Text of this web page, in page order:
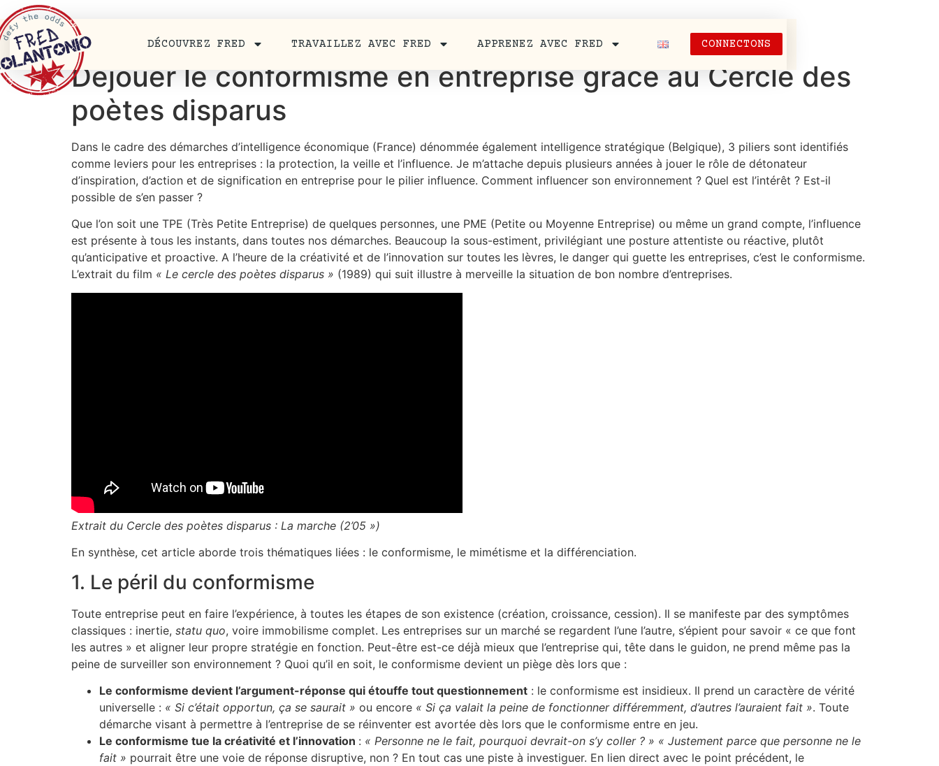
DÉCOUVREZ FRED TRAVAILLEZ AVEC FRED APPRENEZ AVEC FRED CONNECTONS
Déjouer le conformisme en entreprise grâce au Cercle des
poètes disparus
Dans le cadre des démarches d’intelligence économique (France) dénommée également intelligence stratégique (Belgique), 3 piliers sont identifiés
comme leviers pour les entreprises : la protection, la veille et l’influence. Je m’attache depuis plusieurs années à jouer le rôle de détonateur
d’inspiration, d’action et de signification en entreprise pour le pilier influence. Comment influencer son environnement ? Quel est l’intérêt ? Est-il
possible de s’en passer ?
Que l’on soit une TPE (Très Petite Entreprise) de quelques personnes, une PME (Petite ou Moyenne Entreprise) ou même un grand compte, l’influence
est présente à tous les instants, dans toutes nos démarches. Beaucoup la sous-estiment, privilégiant une posture attentiste ou réactive, plutôt
qu’anticipative et proactive. A l’heure de la créativité et de l’innovation sur toutes les lèvres, le danger qui guette les entreprises, c’est le conformisme.
L’extrait du film « Le cercle des poètes disparus » (1989) qui suit illustre à merveille la situation de bon nombre d’entreprises.
Extrait du Cercle des poètes disparus : La marche (2’05 »)
En synthèse, cet article aborde trois thématiques liées : le conformisme, le mimétisme et la différenciation.
1. Le péril du conformisme
Toute entreprise peut en faire l’expérience, à toutes les étapes de son existence (création, croissance, cession). Il se manifeste par des symptômes
classiques : inertie, statu quo, voire immobilisme complet. Les entreprises sur un marché se regardent l’une l’autre, s’épient pour savoir « ce que font
les autres » et aligner leur propre stratégie en fonction. Peut-être est-ce déjà mieux que l’entreprise qui, tête dans le guidon, ne prend même pas la
peine de surveiller son environnement ? Quoi qu’il en soit, le conformisme devient un piège dès lors que :
Le conformisme devient l’argument-réponse qui étouffe tout questionnement : le conformisme est insidieux. Il prend un caractère de vérité
universelle : « Si c’était opportun, ça se saurait » ou encore « Si ça valait la peine de fonctionner différemment, d’autres l’auraient fait ». Toute
démarche visant à permettre à l’entreprise de se réinventer est avortée dès lors que le conformisme entre en jeu.
Le conformisme tue la créativité et l’innovation : « Personne ne le fait, pourquoi devrait-on s’y coller ? » « Justement parce que personne ne le
fait » pourrait être une voie de réponse disruptive, non ? En tout cas une piste à investiguer. En lien direct avec le point précédent, le